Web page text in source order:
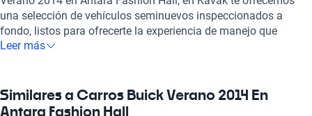
una selección de vehículos seminuevos inspeccionados a
fondo, listos para ofrecerte la experiencia de manejo que
esperas. Este sedán combina un diseño sofisticado con un
Con una capacidad para cinco pasajeros, el Verano se
convierte en la opción ideal para aquellas familias que valoran
Leer más
Similares a Carros Buick Verano 2014 En
Antara Fashion Hall